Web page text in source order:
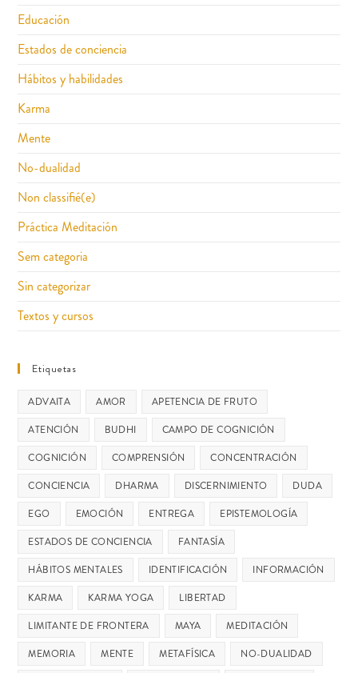
Educación
Estados de conciencia
Hábitos y habilidades
Karma
Mente
No-dualidad
Non classifié(e)
Práctica Meditación
Sem categoria
Sin categorizar
Textos y cursos
Etiquetas
ADVAITA AMOR
APETENCIA DE FRUTO
ATENCIÓN
BUDHI
CAMPO DE COGNICIÓN
COGNICIÓN
COMPRENSIÓN
CONCENTRACIÓN
CONCIENCIA
DHARMA DISCERNIMIENTO
DUDA
EGO
EMOCIÓN ENTREGA
EPISTEMOLOGÍA
ESTADOS DE CONCIENCIA
FANTASÍA
HÁBITOS MENTALES
IDENTIFICACIÓN
INFORMACIÓN
KARMA
KARMA YOGA
LIBERTAD
LIMITANTE DE FRONTERA
MAYA
MEDITACIÓN
MEMORIA
MENTE METAFÍSICA
NO-DUALIDAD